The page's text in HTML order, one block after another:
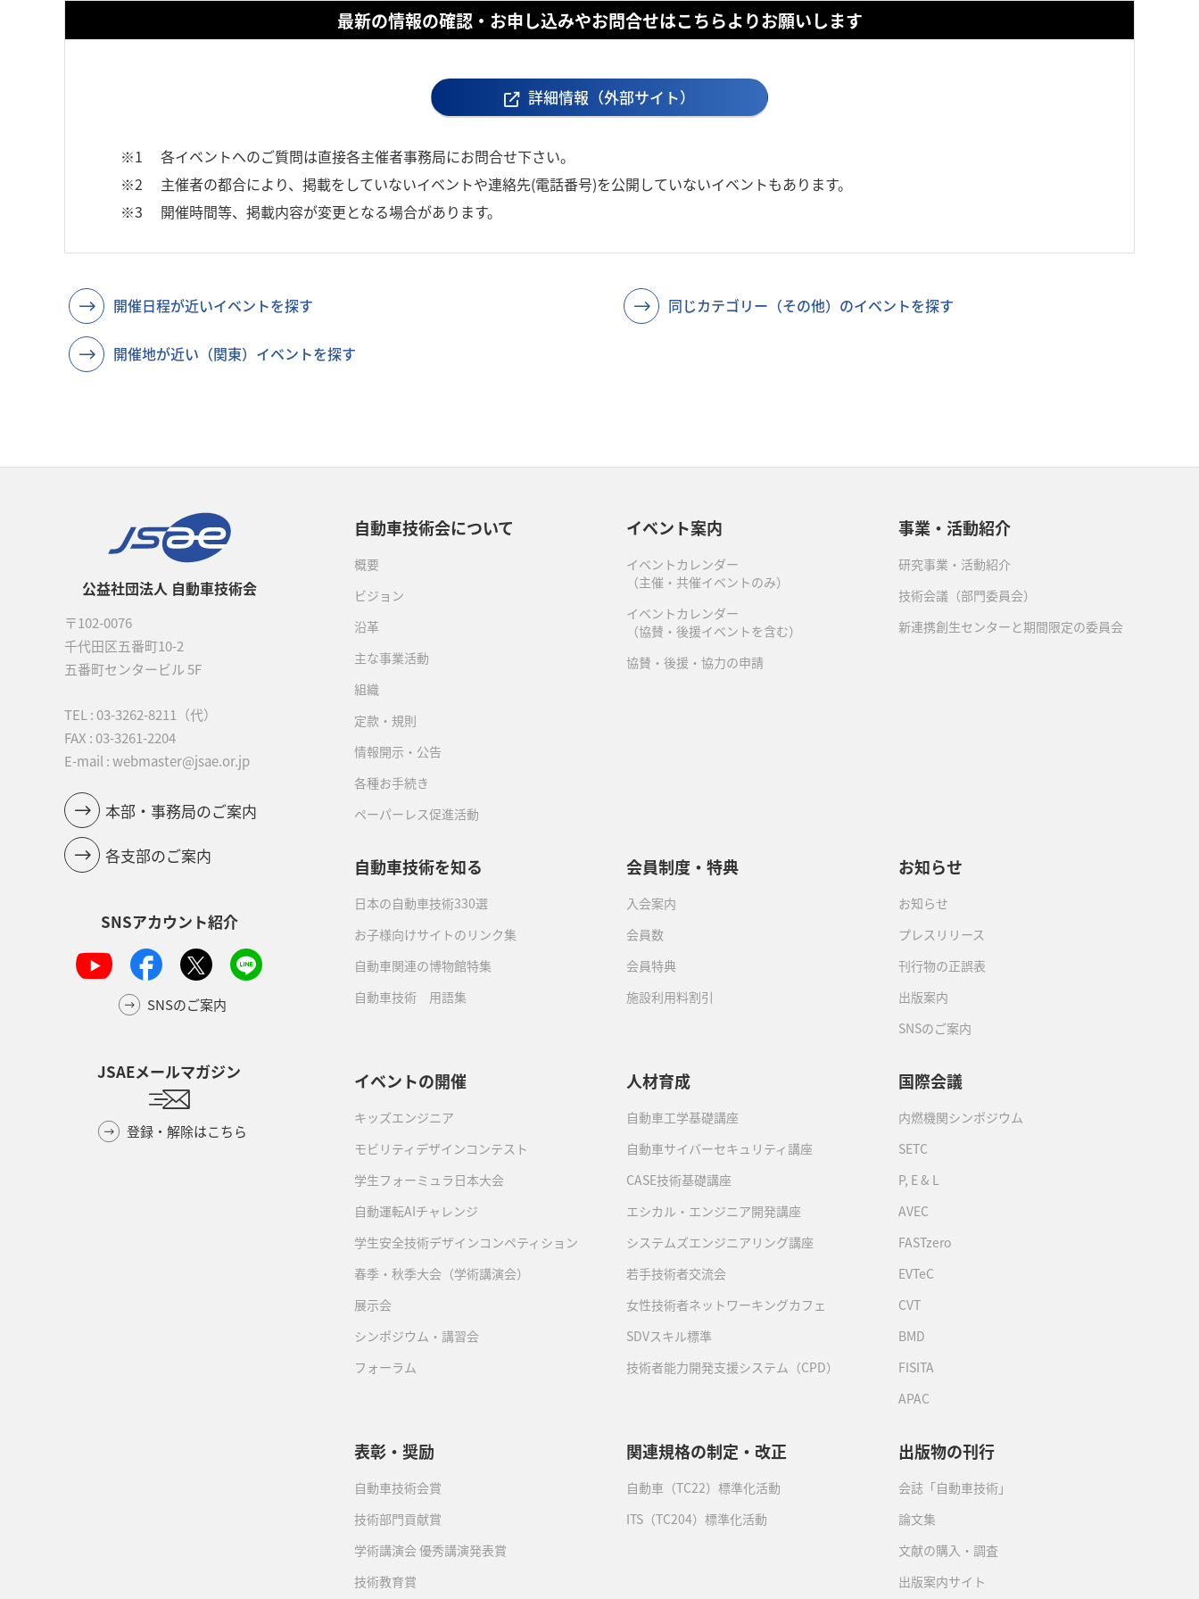
最新の情報の確認・お申し込みやお問合せはこちらよりお願いします
詳細情報（外部サイト）
※1
各イベントへのご質問は直接各主催者事務局にお問合せ下さい。
※2
主催者の都合により、掲載をしていないイベントや連絡先(電話番号)を公開していないイベントもあります。
※3
開催時間等、掲載内容が変更となる場合があります。
開催日程が近いイベントを探す 同じカテゴリー（その他）のイベントを探す
開催地が近い（関東）イベントを探す
公益社団法人 自動車技術会
〒102-0076
千代田区五番町10-2
五番町センタービル 5F
TEL : 03-3262-8211
（代）
FAX : 03-3261-2204
E-mail : webmaster@jsae.or.jp
本部・事務局のご案内
各支部のご案内
SNSアカウント紹介
SNSのご案内
JSAEメールマガジン
登録・解除はこちら
自動車技術会について
概要
ビジョン
沿革
主な事業活動
組織
定款・規則
情報開示・公告
各種お手続き
ペーパーレス促進活動
イベント案内
イベントカレンダー
（主催・共催イベントのみ）
イベントカレンダー
（協賛・後援イベントを含む）
協賛・後援・協力の申請
事業・活動紹介
研究事業・活動紹介
技術会議（部門委員会）
新連携創生センターと期間限定の委員会
自動車技術を知る
日本の自動車技術330選
お子様向けサイトのリンク集
自動車関連の博物館特集
自動車技術 用語集
会員制度・特典
入会案内
会員数
会員特典
施設利用料割引
お知らせ
お知らせ
プレスリリース
刊行物の正誤表
出版案内
SNSのご案内
イベントの開催
キッズエンジニア
モビリティデザインコンテスト
学生フォーミュラ日本大会
自動運転AIチャレンジ
学生安全技術デザインコンペティション
春季・秋季大会（学術講演会）
展示会
シンポジウム・講習会
フォーラム
人材育成
自動車工学基礎講座
自動車サイバーセキュリティ講座
CASE技術基礎講座
エシカル・エンジニア開発講座
システムズエンジニアリング講座
若手技術者交流会
女性技術者ネットワーキングカフェ
SDVスキル標準
技術者能力開発支援システム（CPD）
国際会議
内燃機関シンポジウム
SETC
P, E & L
AVEC
FASTzero
EVTeC
CVT
BMD
FISITA
APAC
表彰・奨励
自動車技術会賞
技術部門貢献賞
学術講演会 優秀講演発表賞
技術教育賞
関連規格の制定・改正
自動車（TC22）標準化活動
ITS（TC204）標準化活動
出版物の刊行
会誌「自動車技術」
論文集
文献の購入・調査
出版案内サイト